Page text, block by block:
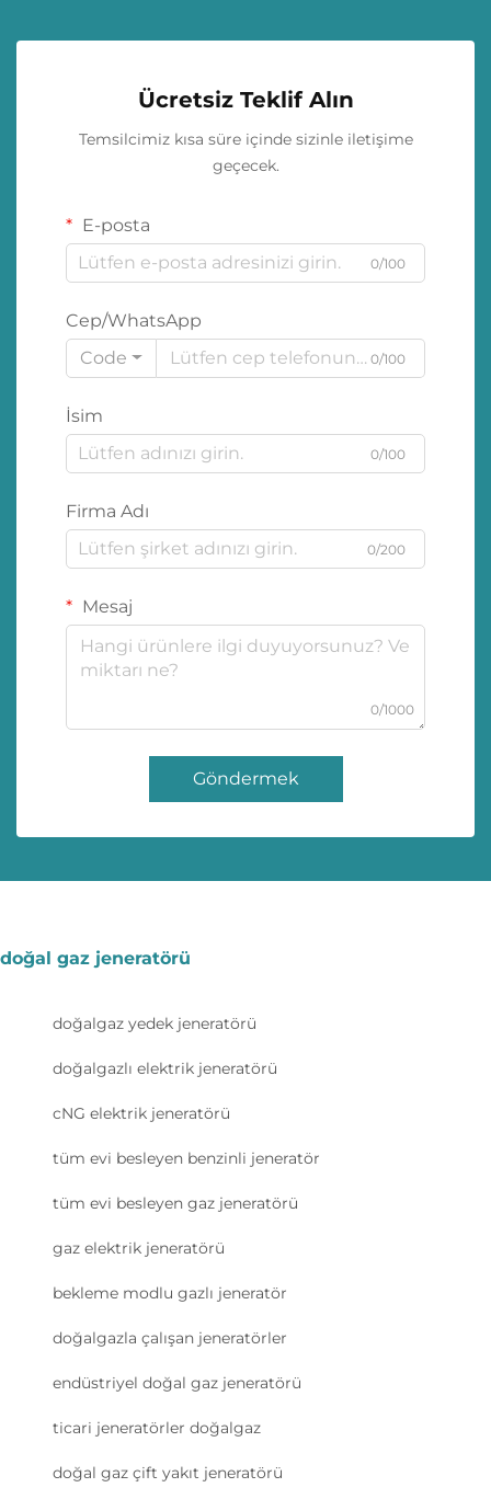
Ücretsiz Teklif Alın
Temsilcimiz kısa süre içinde sizinle iletişime
geçecek.
E-posta
0/100
Cep/WhatsApp
Code
0/100
İsim
0/100
Firma Adı
0/200
Mesaj
0/1000
Göndermek
doğal gaz jeneratörü
doğalgaz yedek jeneratörü
doğalgazlı elektrik jeneratörü
cNG elektrik jeneratörü
tüm evi besleyen benzinli jeneratör
tüm evi besleyen gaz jeneratörü
gaz elektrik jeneratörü
bekleme modlu gazlı jeneratör
doğalgazla çalışan jeneratörler
endüstriyel doğal gaz jeneratörü
ticari jeneratörler doğalgaz
doğal gaz çift yakıt jeneratörü